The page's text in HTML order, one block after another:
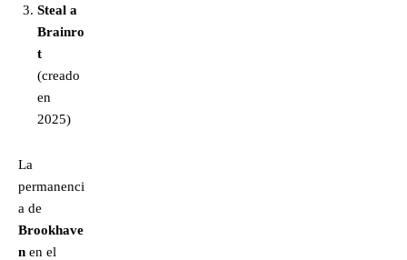
Steal a
Brainro
t
(creado
en
2025)
La
permanenci
a de
Brookhave
n en el